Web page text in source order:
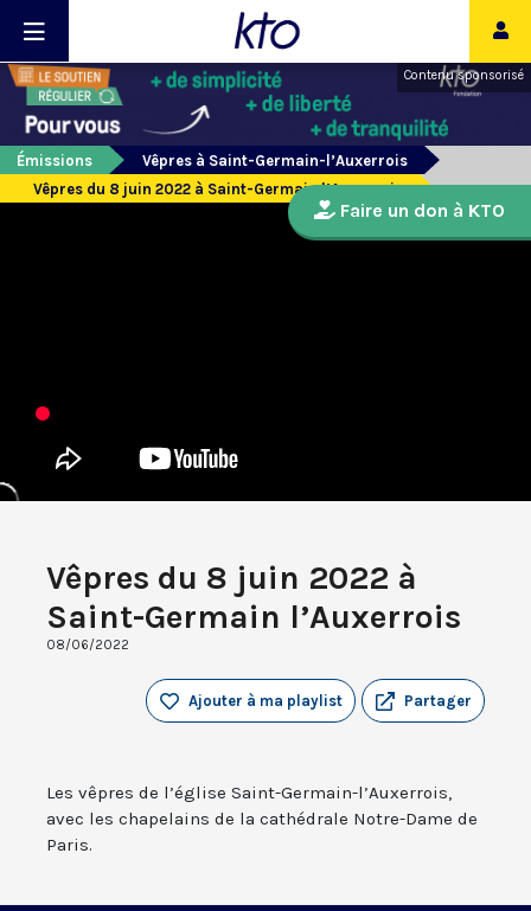
Contenu sponsorisé
Émissions
Vêpres à Saint-Germain-l’Auxerrois
Vêpres du 8 juin 2022 à Saint-Germain l’Auxerrois
Vêpres du 8 juin 2022 à
Saint-Germain l’Auxerrois
08/06/2022
Partager
Ajouter à ma playlist
Les vêpres de l’église Saint-Germain-l’Auxerrois,
avec les chapelains de la cathédrale Notre-Dame de
Paris.
Faire un don à KTO